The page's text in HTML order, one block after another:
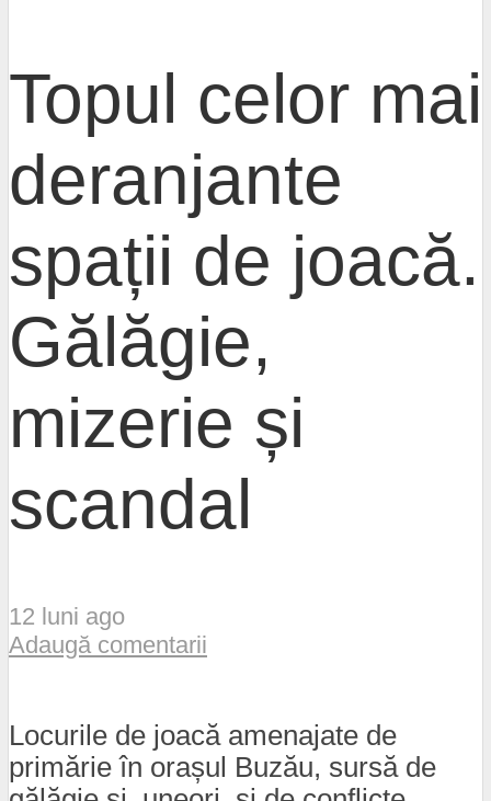
Topul celor mai
deranjante
spații de joacă.
Gălăgie,
mizerie și
scandal
12 luni ago
Adaugă comentarii
Locurile de joacă amenajate de
primărie în orașul Buzău, sursă de